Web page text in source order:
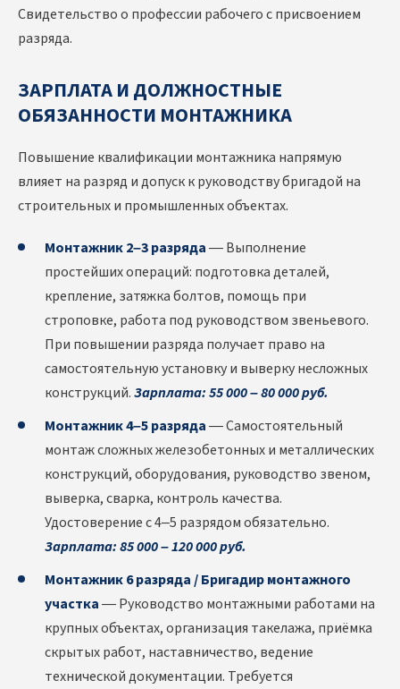
Свидетельство о профессии рабочего с присвоением
разряда.
ЗАРПЛАТА И ДОЛЖНОСТНЫЕ
ОБЯЗАННОСТИ МОНТАЖНИКА
Повышение квалификации монтажника напрямую
влияет на разряд и допуск к руководству бригадой на
строительных и промышленных объектах.
Монтажник 2–3 разряда— Выполнение
простейших операций: подготовка деталей,
крепление, затяжка болтов, помощь при
строповке, работа под руководством звеньевого.
При повышении разряда получает право на
самостоятельную установку и выверку несложных
конструкций.Зарплата: 55 000 – 80 000 руб.
Монтажник 4–5 разряда— Самостоятельный
монтаж сложных железобетонных и металлических
конструкций, оборудования, руководство звеном,
выверка, сварка, контроль качества.
Удостоверение с 4–5 разрядом обязательно.
Зарплата: 85 000 – 120 000 руб.
Монтажник 6 разряда / Бригадир монтажного
участка— Руководство монтажными работами на
крупных объектах, организация такелажа, приёмка
скрытых работ, наставничество, ведение
технической документации. Требуется